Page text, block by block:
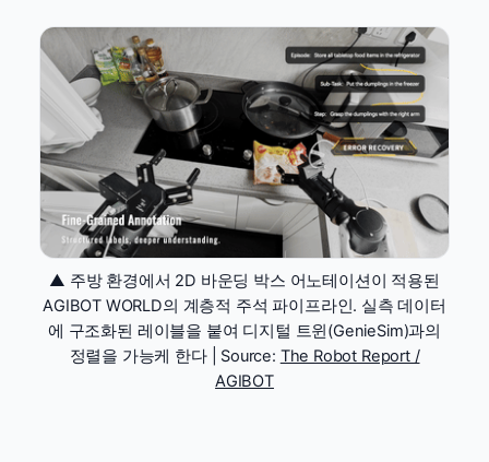
▲ 주방 환경에서 2D 바운딩 박스 어노테이션이 적용된
AGIBOT WORLD의 계층적 주석 파이프라인. 실측 데이터
에 구조화된 레이블을 붙여 디지털 트윈(GenieSim)과의
정렬을 가능케 한다 | Source: The Robot Report /
AGIBOT